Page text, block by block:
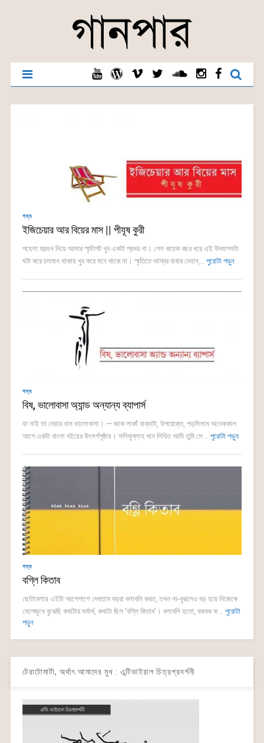
গদ্য
ইজিচেয়ার আর বিয়ের মাস || পীযূষ কুরী
পহেলা ফাল্গুন নিয়ে আমার স্মৃতিপট খুব একটা প্রখর না। গেল কয়েক বছর ধরে এই উদযাপনটা
ঘটা করে চলমান থাকায় খুব করে মনে থাকে না। স্মৃতিতে ভাস্বর বাবার দেহান্... পুরোটা পড়ুন
গদ্য
বিষ, ভালোবাসা অ্যান্ড অন্যান্য ব্যাপার্স
যা নাই তা দেয়ার নাম ভালোবাসা। — জাক লাকাঁ বাক্যটা, উপরোক্ত, পড়সিলাম অনেককাল
আগে একটা বাংলা বইয়ের উৎসর্গপৃষ্ঠায়। সলিমুল্লাহ খান লিখিত আমি তুমি সে... পুরোটা পড়ুন
গদ্য
বগ্লি কিতাব
ছোটবেলায় এইটা আশেপাশে দেখতাম বড়রা বলাবলি করত, তখন না-বুঝলেও বড় হয়ে নিজেকে
মেপেজুখে বুঝেছি কথাটার মর্মার্থ, কথাটা ছিল ‘বগ্লি কিতাব’। বলাবলি হতো, বকবক ক... পুরোটা
পড়ুন
টেরাটোমার্টা, অর্থাৎ আমাদের মুখ : এন্টিভাইরাল চিত্রপ্রদর্শনী